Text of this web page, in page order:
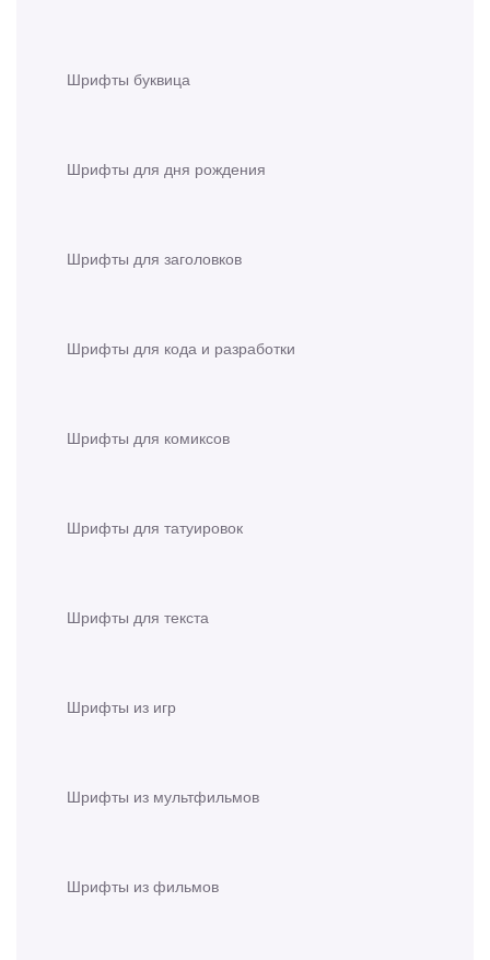
Шрифты буквица
Шрифты для дня рождения
Шрифты для заголовков
Шрифты для кода и разработки
Шрифты для комиксов
Шрифты для татуировок
Шрифты для текста
Шрифты из игр
Шрифты из мультфильмов
Шрифты из фильмов